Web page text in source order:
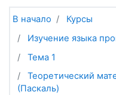
В начало
Курсы
Изучение языка
Тема 1
Теоретический
(Паскаль)